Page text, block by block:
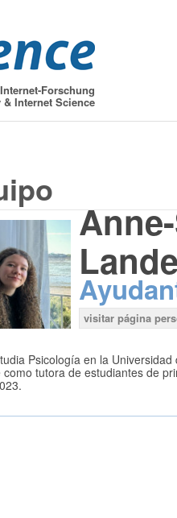
Forschung
Internet Science
visitar página
Psicología en la
como tutora de estudiantes de